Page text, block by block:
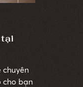
chuyên
cho bạn